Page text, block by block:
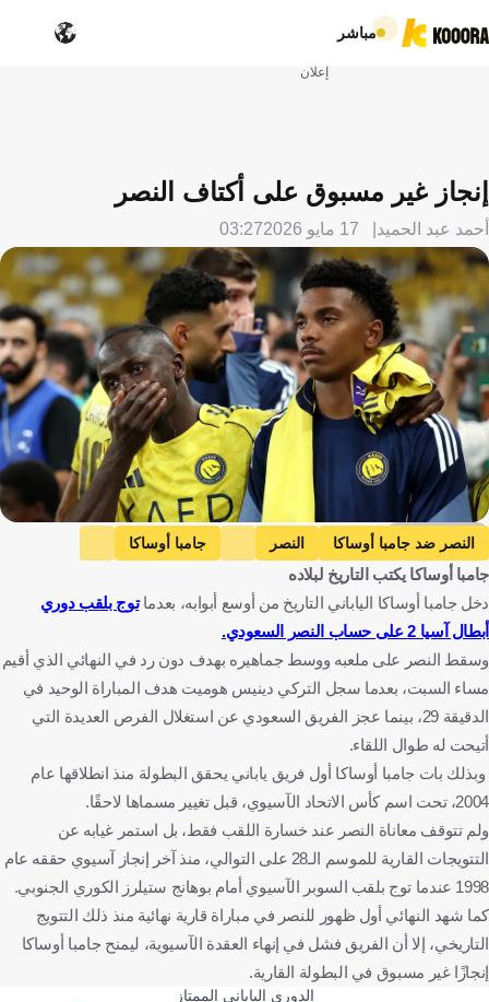
مباشر
إعلان
إنجاز غير مسبوق على أكتاف النصر
أحمد عبد الحميد 17 مايو 2026 03:27
Getty Images
النصر ضد جامبا أوساكا النصر
جامبا أوساكا
دوري أبطال آسيا 2
المملكة العربية السعوديةجامبا أوساكا يكتب التاريخ لبلاده
دخل جامبا أوساكا الياباني التاريخ من أوسع أبوابه، بعدماتوج بلقب دوري
أبطال آسيا 2 على حساب النصر السعودي.
وسقط النصر على ملعبه ووسط جماهيره بهدف دون رد في النهائي الذي أقيم
مساء السبت، بعدما سجل التركي دينيس هوميت هدف المباراة الوحيد في
الدقيقة 29، بينما عجز الفريق السعودي عن استغلال الفرص العديدة التي
أتيحت له طوال اللقاء.
وبذلك بات جامبا أوساكا أول فريق ياباني يحقق البطولة منذ انطلاقها عام
2004، تحت اسم كأس الاتحاد الآسيوي، قبل تغيير مسماها لاحقًا.
ولم تتوقف معاناة النصر عند خسارة اللقب فقط، بل استمر غيابه عن
التتويجات القارية للموسم الـ28 على التوالي، منذ آخر إنجاز آسيوي حققه عام
1998 عندما توج بلقب السوبر الآسيوي أمام بوهانج ستيلرز الكوري الجنوبي.
كما شهد النهائي أول ظهور للنصر في مباراة قارية نهائية منذ ذلك التتويج
التاريخي، إلا أن الفريق فشل في إنهاء العقدة الآسيوية، ليمنح جامبا أوساكا
إنجازًا غير مسبوق في البطولة القارية.
الدوري الياباني الممتاز